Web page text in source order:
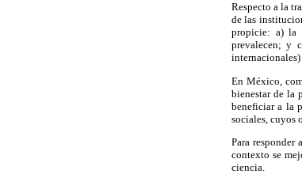
Respecto a la
de las
propicie: a) la
prevalecen; y
En México,
bienestar de la
beneficiar a la
sociales, cuyos
Para responder
contexto se
ciencia.